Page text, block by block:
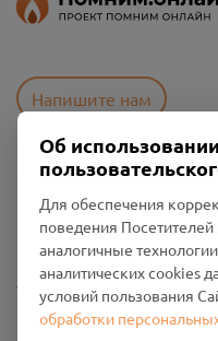
Напишите нам
Политика
Промо-материалы
Настройки cookies
Общество с ограниченной
Об
Для обеспечения
поведения
аналогичные
аналитических cookies
условий пользования
обработки